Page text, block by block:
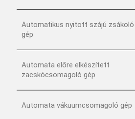
Automatikus nyitott szájú zsákoló
gép
Automata előre elkészített
zacskócsomagoló gép
Automata vákuumcsomagoló gép